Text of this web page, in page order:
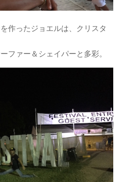
作ったジョエルは、クリスタ
ファー＆シェイパーと多彩。